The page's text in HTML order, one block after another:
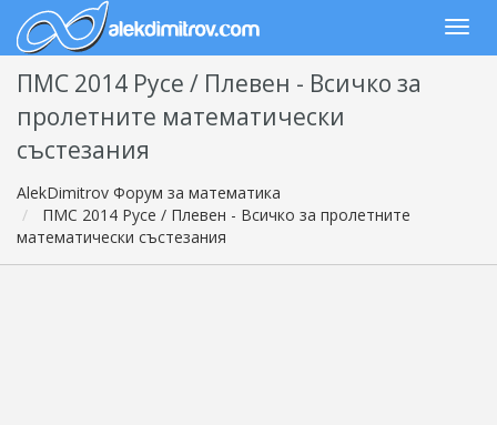
ПМС 2014 Русе / Плевен - Всичко за
пролетните математически
състезания
AlekDimitrov Форум за математика
ПМС 2014 Русе / Плевен - Всичко за пролетните
математически състезания